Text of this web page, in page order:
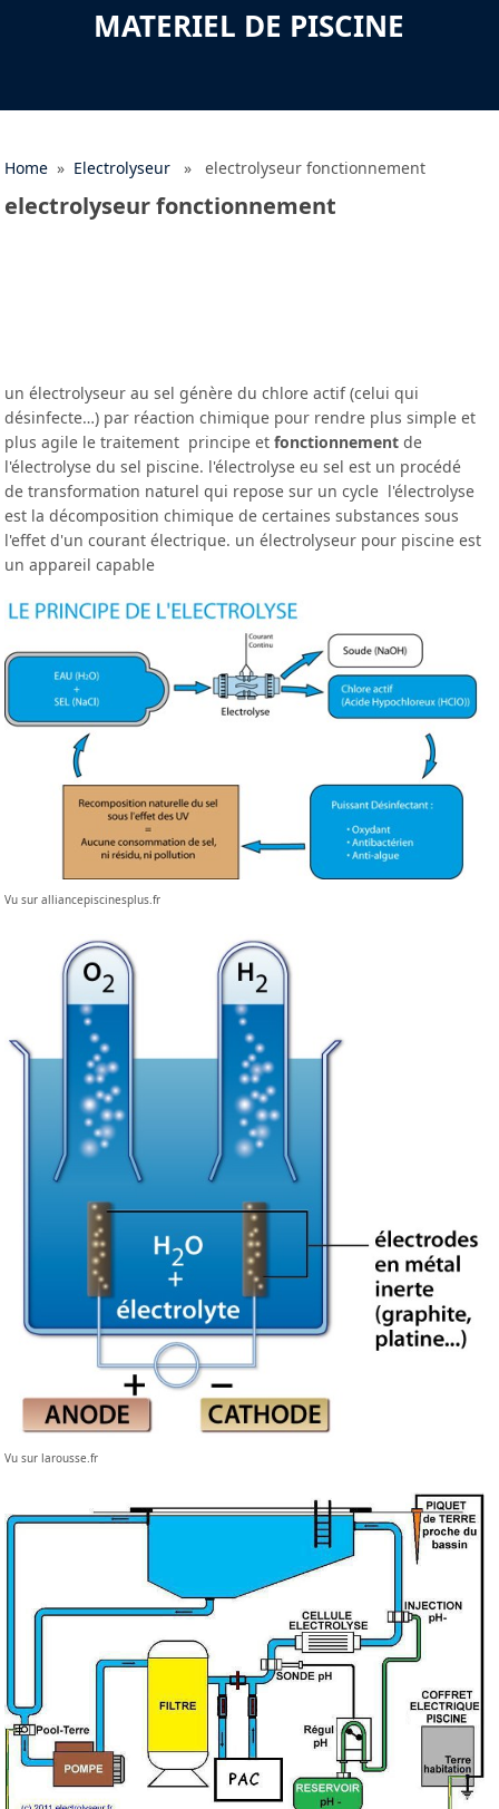
MATERIEL DE PISCINE
Home » Electrolyseur » electrolyseur fonctionnement
electrolyseur fonctionnement
un électrolyseur au sel génère du chlore actif (celui qui
désinfecte…) par réaction chimique pour rendre plus simple et
plus agile le traitement principe etfonctionnement de
l'électrolyse du sel piscine. l'électrolyse eu sel est un procédé
de transformation naturel qui repose sur un cycle l'électrolyse
est la décomposition chimique de certaines substances sous
l'effet d'un courant électrique. un électrolyseur pour piscine est
un appareil capable
Vu sur alliancepiscinesplus.fr
Vu sur larousse.fr